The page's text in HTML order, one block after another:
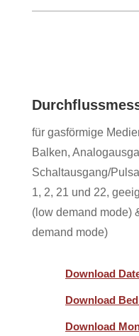
für gasförmige
Balken,
Schaltausgang/
1, 2, 21 und 22,
(low demand mode)
demand mode)
Download
Download
Download